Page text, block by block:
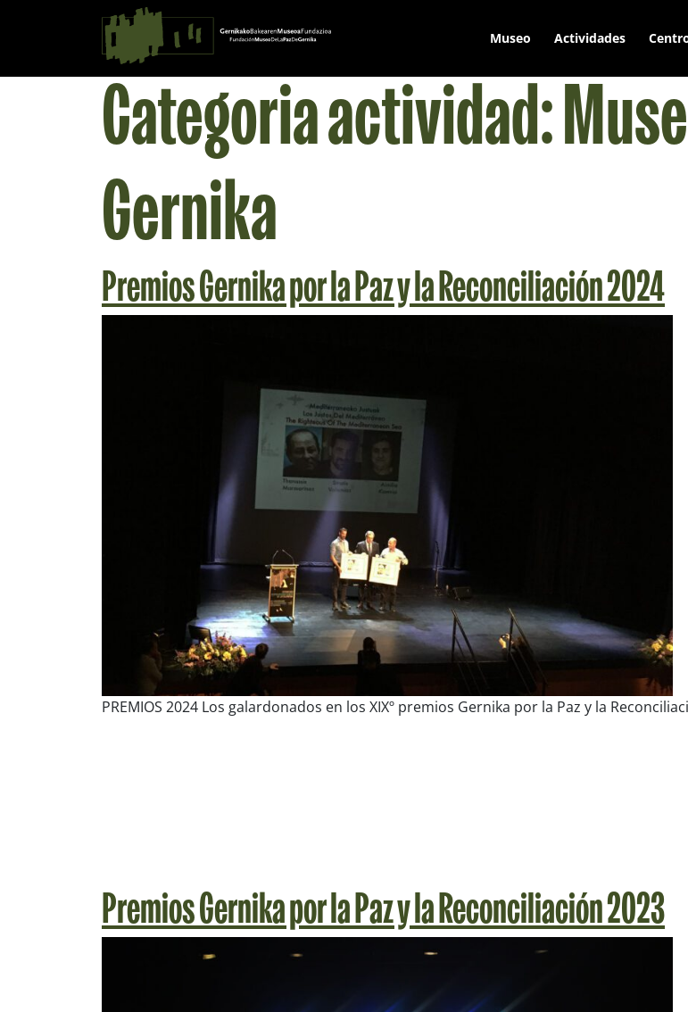
Saltar al contingut
Navegación principal
Museo Actividades
Categoria actividad:
Gernika
Premios Gernika por la Paz y la Reconciliación 2024
PREMIOS 2024 Los galardonados en los XIXº premios Gernika por la Paz y la
Premios Gernika por la Paz y la Reconciliación 2023